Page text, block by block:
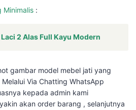
Minimalis :
2 Alas Full Kayu Modern
gambar model mebel jati yang
Via Chatting WhatsApp
kepada admin kami
akan order barang , selanjutnya